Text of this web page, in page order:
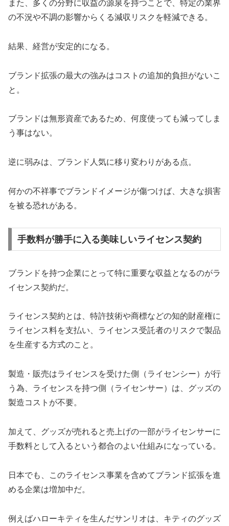
また、多くの分野に収益の源泉を持つことで、特定の業界
の不況や不調の影響からくる減収リスクを軽減できる。
結果、経営が安定的になる。
ブランド拡張の最大の強みはコストの追加的負担がないこ
と。
ブランドは無形資産であるため、何度使っても減ってしま
う事はない。
逆に弱みは、ブランド人気に移り変わりがある点。
何かの不祥事でブランドイメージが傷つけば、大きな損害
を被る恐れがある。
手数料が勝手に入る美味しいライセンス契約
ブランドを持つ企業にとって特に重要な収益となるのがラ
イセンス契約だ。
ライセンス契約とは、特許技術や商標などの知的財産権に
ライセンス料を支払い、ライセンス受託者のリスクで製品
を生産する方式のこと。
製造・販売はライセンスを受けた側（ライセンシー）が行
う為、ライセンスを持つ側（ライセンサー）は、グッズの
製造コストが不要。
加えて、グッズが売れると売上げの一部がライセンサーに
手数料として入るという都合のよい仕組みになっている。
日本でも、このライセンス事業を含めてブランド拡張を進
める企業は増加中だ。
例えばハローキティを生んだサンリオは、キティのグッズ